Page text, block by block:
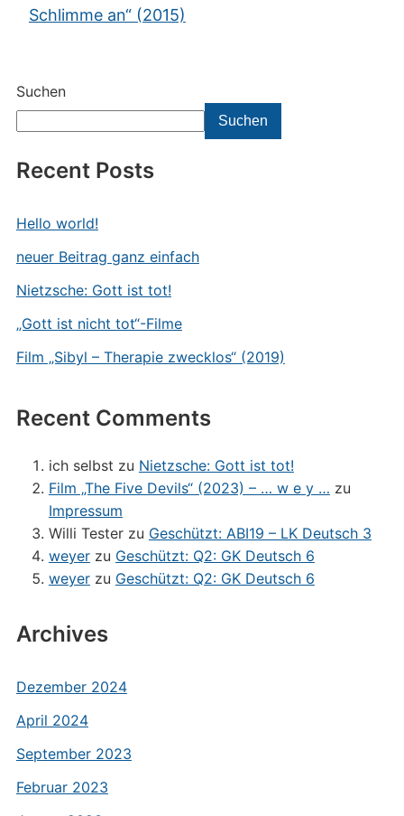
Suchen
Suchen
Recent Posts
Hello world!
neuer Beitrag ganz einfach
Nietzsche: Gott ist tot!
„Gott ist nicht tot“-Filme
Film „Sibyl – Therapie zwecklos“ (2019)
Recent Comments
ich selbst zu Nietzsche: Gott ist tot!
Film „The Five Devils“ (2023) – … w e y … zu
Impressum
Willi Testerzu Geschützt: ABI19 – LK Deutsch 3
weyerzu Geschützt: Q2: GK Deutsch 6
weyerzu Geschützt: Q2: GK Deutsch 6
Schlimme an“ (2015)
Archives
Dezember 2024
April 2024
September 2023
Februar 2023